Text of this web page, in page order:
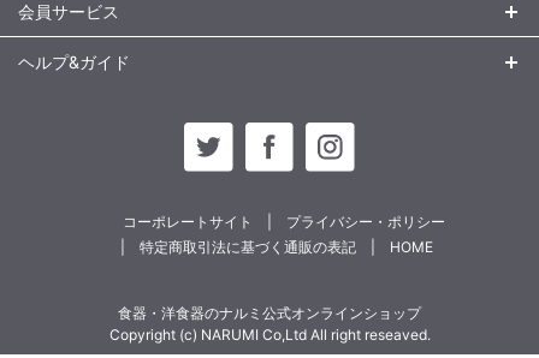
会員サービス
ヘルプ&ガイド
コーポレートサイト
プライバシー・ポリシー
特定商取引法に基づく通販の表記
HOME
食器・洋食器のナルミ公式オンラインショップ
Copyright (c) NARUMI Co,Ltd All right reseaved.